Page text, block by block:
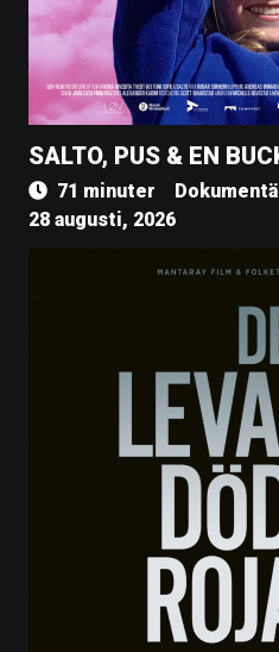
SALTO, PUS & EN
71 minuter
28 augusti, 2026